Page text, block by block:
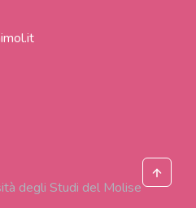
degli Studi del Molise